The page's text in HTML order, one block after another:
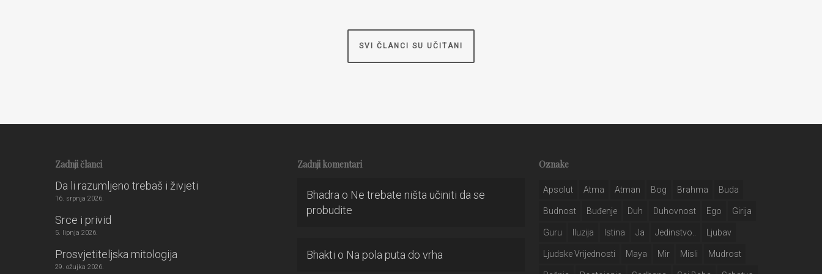
SVI ČLANCI SU UČITANI
Zadnji članci
Da li razumljeno trebaš i živjeti
16. srpnja 2026.
Srce i privid
5. lipnja 2026.
Prosvjetiteljska mitologija
29. ožujka 2026.
Zadnji komentari
Bhadra o Ne trebate ništa učiniti da se
probudite
Bhakti o Na pola puta do vrha
Oznake
Apsolut Atma Atman Bog Brahma Buda
Budnost Buđenje Duh Duhovnost Ego Girija
Guru Iluzija Istina Ja Jedinstvo.. Ljubav
Ljudske Vrijednosti Maya Mir Misli Mudrost